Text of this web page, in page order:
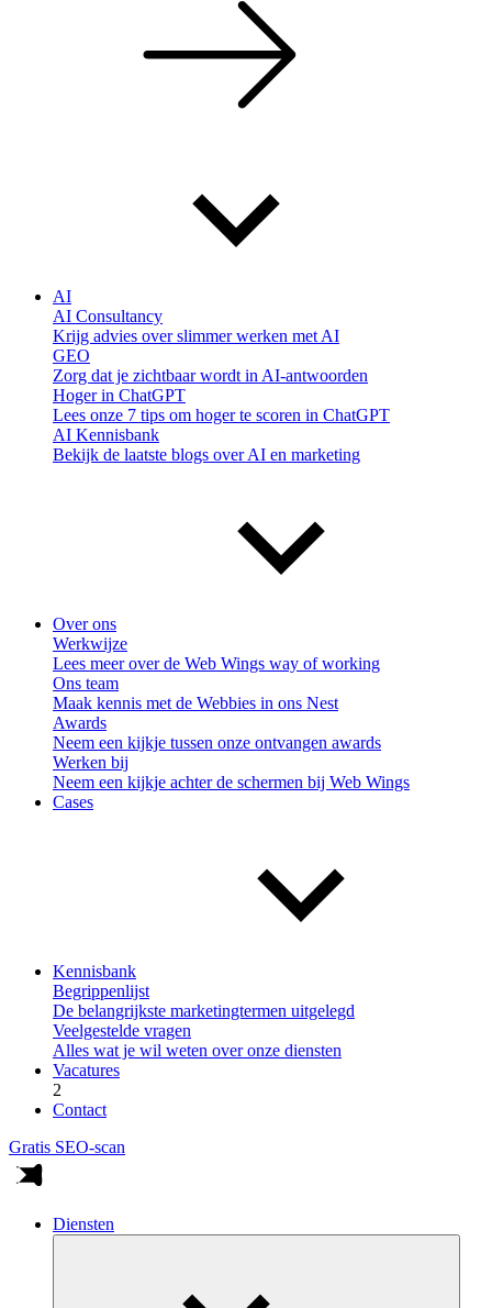
AI
AI Consultancy
Krijg advies over slimmer werken met AI
GEO
Zorg dat je zichtbaar wordt in AI-antwoorden
Hoger in ChatGPT
Lees onze 7 tips om hoger te scoren in ChatGPT
AI Kennisbank
Bekijk de laatste blogs over AI en marketing
Over ons
Werkwijze
Lees meer over de Web Wings way of working
Ons team
Maak kennis met de Webbies in ons Nest
Awards
Neem een kijkje tussen onze ontvangen awards
Werken bij
Neem een kijkje achter de schermen bij Web Wings
Cases
Kennisbank
Begrippenlijst
De belangrijkste marketingtermen uitgelegd
Veelgestelde vragen
Alles wat je wil weten over onze diensten
Vacatures
2
Contact
Gratis SEO-scan
Diensten